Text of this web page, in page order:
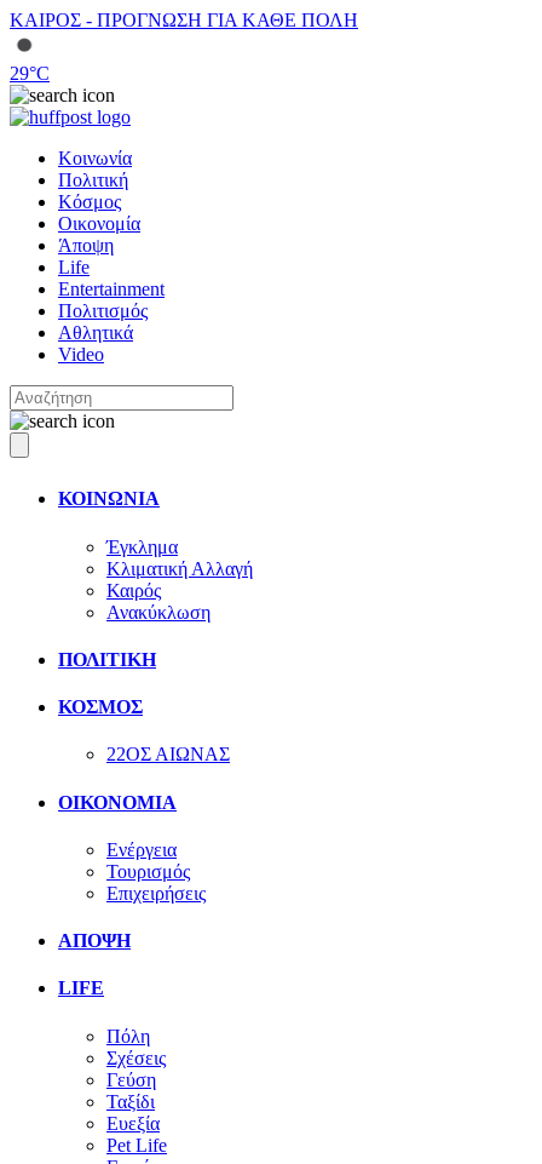
ΚΑΙΡΟΣ - ΠΡΟΓΝΩΣΗ ΓΙΑ ΚΑΘΕ ΠΟΛΗ
29°C
Κοινωνία
Πολιτική
Κόσμος
Οικονομία
Άποψη
Life
Entertainment
Πολιτισμός
Αθλητικά
Video
ΚΟΙΝΩΝΙΑ
Έγκλημα
Κλιματική Αλλαγή
Καιρός
Ανακύκλωση
ΠΟΛΙΤΙΚΗ
ΚΟΣΜΟΣ
22ΟΣ ΑΙΩΝΑΣ
ΟΙΚΟΝΟΜΙΑ
Ενέργεια
Τουρισμός
Επιχειρήσεις
ΑΠΟΨΗ
LIFE
Πόλη
Σχέσεις
Γεύση
Ταξίδι
Ευεξία
Pet Life